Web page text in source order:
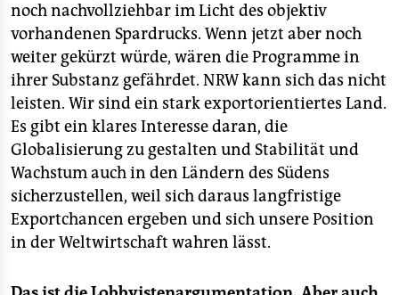
noch nachvollziehbar im Licht des objektiv
vorhandenen Spardrucks. Wenn jetzt aber noch
weiter gekürzt würde, wären die Programme in
ihrer Substanz gefährdet. NRW kann sich das nicht
leisten. Wir sind ein stark exportorientiertes Land.
Es gibt ein klares Interesse daran, die
Globalisierung zu gestalten und Stabilität und
Wachstum auch in den Ländern des Südens
sicherzustellen, weil sich daraus langfristige
Exportchancen ergeben und sich unsere Position
in der Weltwirtschaft wahren lässt.